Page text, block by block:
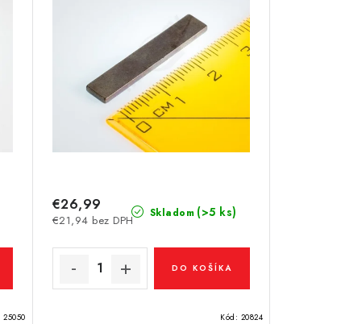
25050
Skladom (>5 ks)
€21,94 bez DPH
€26,99
DO KOŠÍKA
Kód: 20824